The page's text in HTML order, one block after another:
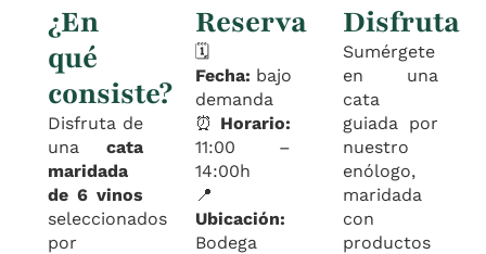
¿En
qué
consiste?
Disfruta de
una cata
maridada
de 6 vinos
seleccionados
por
Reserva
🗓️
Fecha: bajo
demanda
⏰ Horario:
11:00 –
14:00h
📍
Ubicación:
Bodega
Disfruta
Sumérgete
en una
cata
guiada por
nuestro
enólogo,
maridada
con
productos